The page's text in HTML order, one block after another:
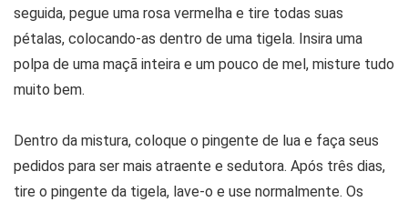
seguida, pegue uma rosa vermelha e tire todas suas
pétalas, colocando-as dentro de uma tigela. Insira uma
polpa de uma maçã inteira e um pouco de mel, misture tudo
muito bem.
Dentro da mistura, coloque o pingente de lua e faça seus
pedidos para ser mais atraente e sedutora. Após três dias,
tire o pingente da tigela, lave-o e use normalmente. Os